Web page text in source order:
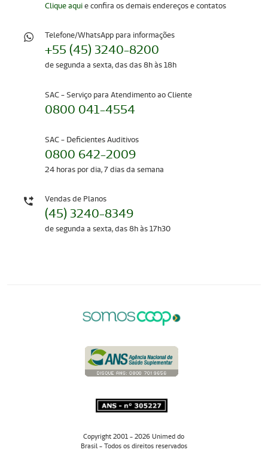
Clique aquie confira os demais endereços e contatos
Telefone/WhatsApp para informações
+55 (45) 3240-8200
de segunda a sexta, das das 8h às 18h
SAC - Serviço para Atendimento ao Cliente
0800 041-4554
SAC - Deficientes Auditivos
0800 642-2009
24 horas por dia, 7 dias da semana
Vendas de Planos
(45) 3240-8349
de segunda a sexta, das 8h às 17h30
Copyright 2001 - 2026 Unimed do
Brasil - Todos os direitos reservados